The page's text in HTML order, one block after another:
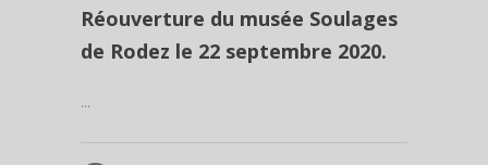
Réouverture du musée Soulages
de Rodez le 22 septembre 2020.
...